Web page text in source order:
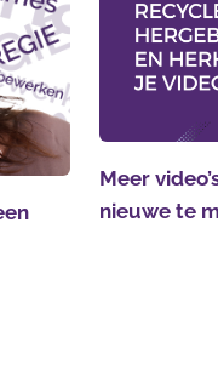
Meer
nieuwe te